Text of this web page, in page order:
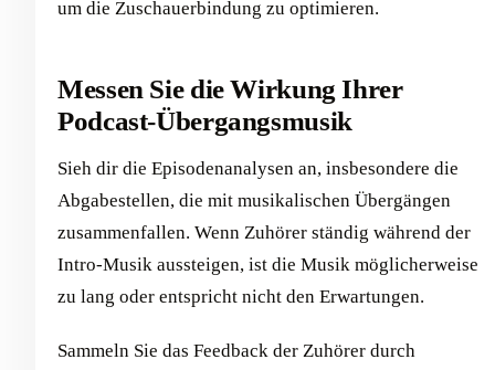
um die Zuschauerbindung zu optimieren.
Messen Sie die Wirkung Ihrer
Podcast-Übergangsmusik
Sieh dir die Episodenanalysen an, insbesondere die
Abgabestellen, die mit musikalischen Übergängen
zusammenfallen. Wenn Zuhörer ständig während der
Intro-Musik aussteigen, ist die Musik möglicherweise
zu lang oder entspricht nicht den Erwartungen.
Sammeln Sie das Feedback der Zuhörer durch